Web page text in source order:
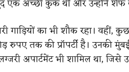
अच्छी कुक थीं और उन्होंने शेफ को
गाड़ियों का भी शौक रहा।
रुपए तक की प्रॉपर्टी है। उनकी
अपार्टमेंट भी शामिल था, जिसे